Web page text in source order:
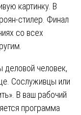
картинку. В
стилер. Финал
со всех
деловой человек,
Сослуживцы или
В ваш рабочий
программа